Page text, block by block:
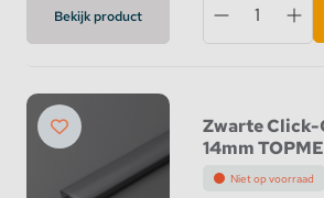
Bekijk product
Zwarte Click-
14mm
Niet op voorraad